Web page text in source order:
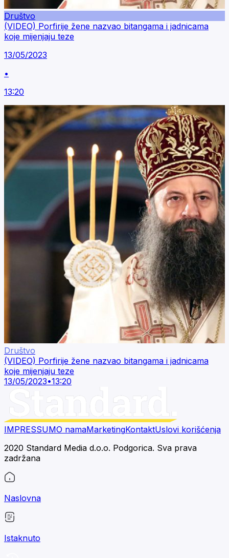
Društvo
(VIDEO) Porfirije žene nazvao bitangama i jadnicama
koje mijenjaju teze
13/05/2023
•
13:20
Društvo
(VIDEO) Porfirije žene nazvao bitangama i jadnicama
koje mijenjaju teze
13/05/2023•13:20
IMPRESSUMO namaMarketingKontaktUslovi korišćenja
2020 Standard Media d.o.o. Podgorica. Sva prava
zadržana
Naslovna
Istaknuto